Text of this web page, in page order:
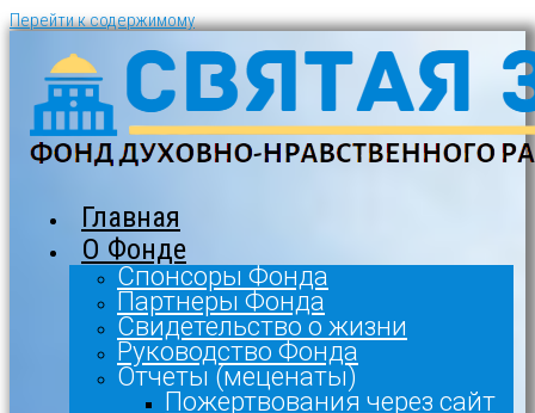
Перейти к содержимому
Главная
О Фонде
Спонсоры Фонда
Партнеры Фонда
Свидетельство о жизни
Руководство Фонда
Отчеты (меценаты)
Пожертвования через сайт